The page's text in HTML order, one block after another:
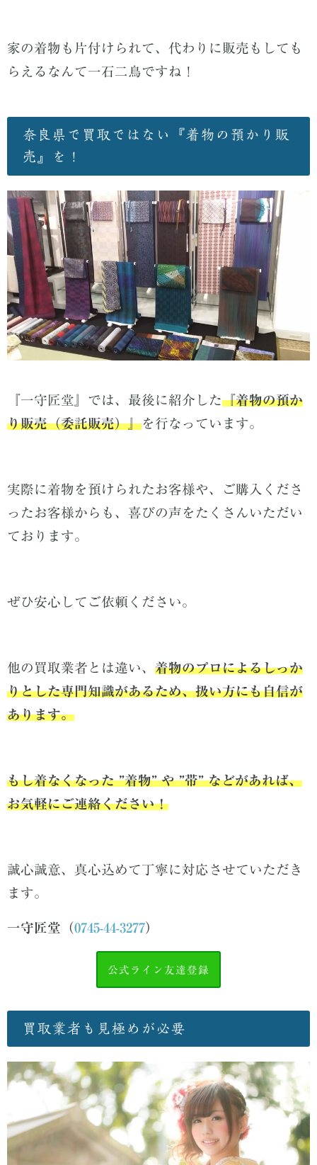
家の着物も片付けられて、代わりに販売もしても
らえるなんて一石二鳥ですね！
奈良県で買取ではない『着物の預かり販
売』を！
『一守匠堂』では、最後に紹介した『着物の預か
り販売（委託販売）』を行なっています。
実際に着物を預けられたお客様や、ご購入くださ
ったお客様からも、喜びの声をたくさんいただい
ております。
ぜひ安心してご依頼ください。
他の買取業者とは違い、 着物のプロによるしっか
りとした専門知識があるため、扱い方にも自信が
あります。
もし着なくなった ”着物” や ”帯” などがあれば、
お気軽にご連絡ください！
誠心誠意、真心込めて丁寧に対応させていただき
ます。
一守匠堂（0745-44-3277）
公式ライン友達登録
買取業者も見極めが必要